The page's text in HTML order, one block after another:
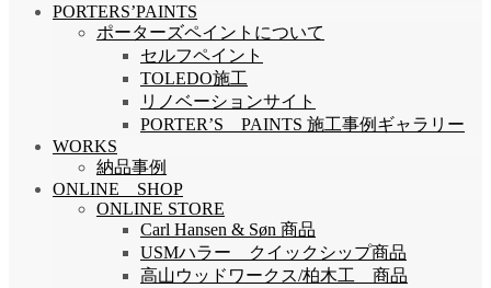
PORTERS’PAINTS
ポーターズペイントについて
セルフペイント
TOLEDO施工
リノベーションサイト
PORTER’S PAINTS 施工事例ギャラリー
WORKS
納品事例
ONLINE SHOP
ONLINE STORE
Carl Hansen & Søn 商品
USMハラー クイックシップ商品
高山ウッドワークス/柏木工 商品